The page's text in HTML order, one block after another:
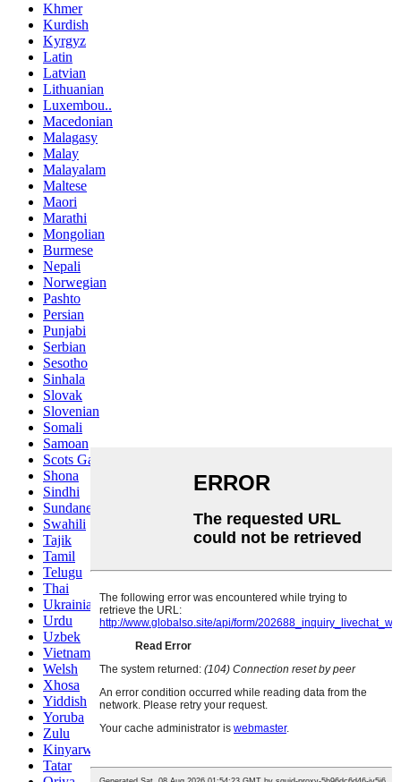
Khmer
Kurdish
Kyrgyz
Latin
Latvian
Lithuanian
Luxembou..
Macedonian
Malagasy
Malay
Malayalam
Maltese
Maori
Marathi
Mongolian
Burmese
Nepali
Norwegian
Pashto
Persian
Punjabi
Serbian
Sesotho
Sinhala
Slovak
Slovenian
Somali
Samoan
Scots Gaelic
Shona
Sindhi
Sundanese
Swahili
Tajik
Tamil
Telugu
Thai
Ukrainian
Urdu
Uzbek
Vietnamese
Welsh
Xhosa
Yiddish
Yoruba
Zulu
Kinyarwanda
Tatar